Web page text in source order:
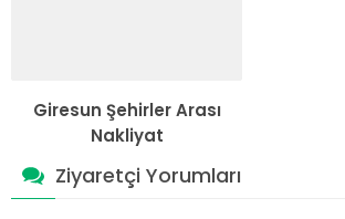
Giresun Şehirler Arası
Nakliyat
Ziyaretçi Yorumları